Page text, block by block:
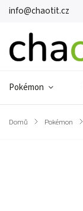
info@chaotit.cz
Pokémon
Domů / Pokémon /